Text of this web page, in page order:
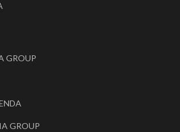
GROUP
GROUP